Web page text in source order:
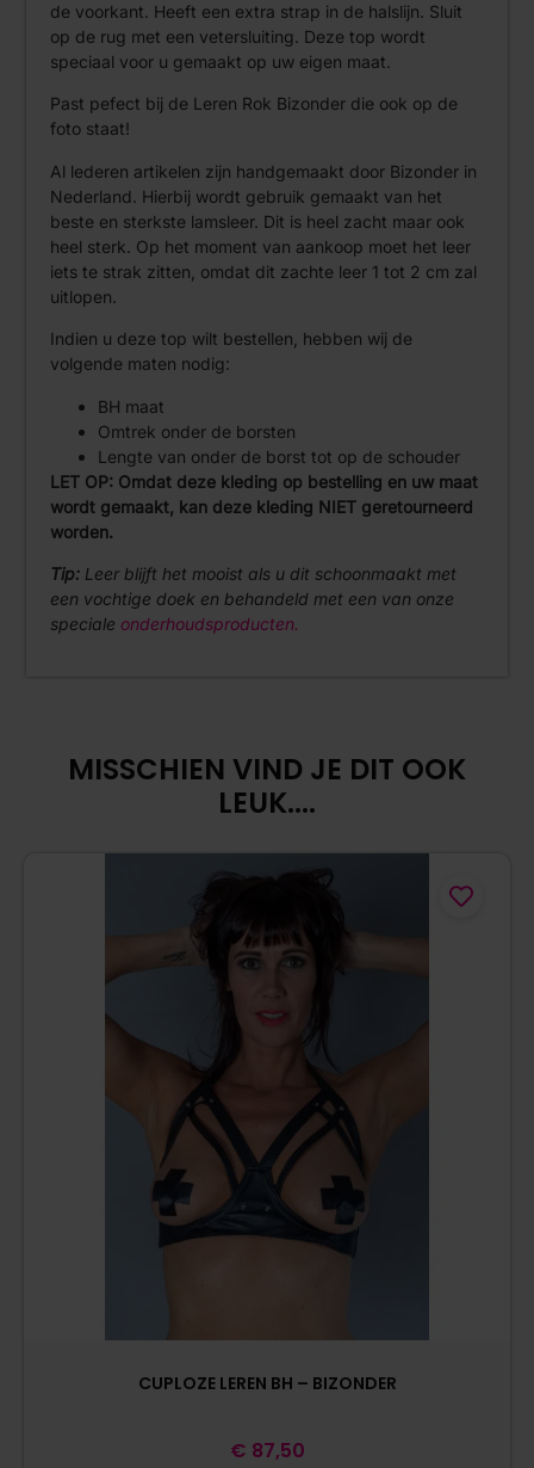
de voorkant. Heeft een extra strap in de halslijn. Sluit
op de rug met een vetersluiting. Deze top wordt
speciaal voor u gemaakt op uw eigen maat.
Past pefect bij de Leren Rok Bizonder die ook op de
foto staat!
Al lederen artikelen zijn handgemaakt door Bizonder in
Nederland. Hierbij wordt gebruik gemaakt van het
beste en sterkste lamsleer. Dit is heel zacht maar ook
heel sterk. Op het moment van aankoop moet het leer
iets te strak zitten, omdat dit zachte leer 1 tot 2 cm zal
uitlopen.
Indien u deze top wilt bestellen, hebben wij de
volgende maten nodig:
BH maat
Omtrek onder de borsten
Lengte van onder de borst tot op de schouder
LET OP: Omdat deze kleding op bestelling en uw maat
wordt gemaakt, kan deze kleding NIET geretourneerd
worden.
Tip: Leer blijft het mooist als u dit schoonmaakt met
een vochtige doek en behandeld met een van onze
speciale onderhoudsproducten.
MISSCHIEN VIND JE DIT OOK
LEUK....
CUPLOZE LEREN BH – BIZONDER
€ 87,50